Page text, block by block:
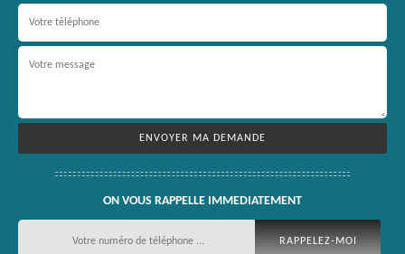
ON VOUS RAPPELLE IMMEDIATEMENT